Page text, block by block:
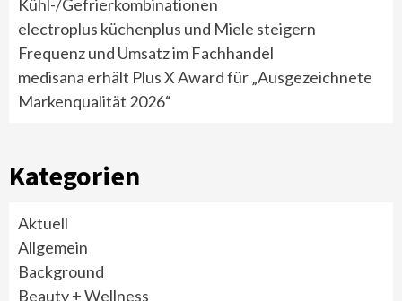
Kühl-/Gefrierkombinationen
electroplus küchenplus und Miele steigern
Frequenz und Umsatz im Fachhandel
medisana erhält Plus X Award für „Ausgezeichnete
Markenqualität 2026“
Kategorien
Aktuell
Allgemein
Background
Beauty + Wellness